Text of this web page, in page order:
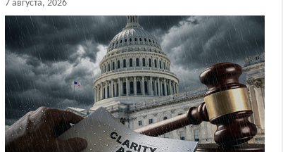
7 августа, 2026